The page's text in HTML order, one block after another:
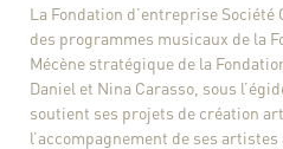
La Fondation d’entreprise
des programmes musicaux de la
Mécène stratégique de la
Daniel et Nina Carasso, sous
soutient ses projets de création
l’accompagnement de ses